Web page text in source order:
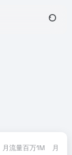
月流量百万1M
月流